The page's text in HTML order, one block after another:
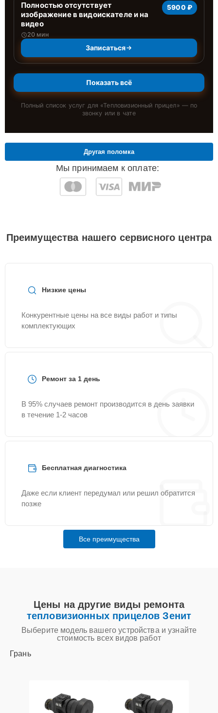
Полностью отсутствует
изображение в видоискателе и на
видео
20 мин
5900 ₽
Записаться
Показать всё
Полный список услуг для «Тепловизионный прицел» — по
звонку или в чате
Мы принимаем к оплате:
Другая поломка
Преимущества нашего сервисного центра
Низкие цены
Конкурентные цены на все виды работ и типы
комплектующих
Ремонт за 1 день
В 95% случаев ремонт производится в день заявки
в течение 1-2 часов
Бесплатная диагностика
Даже если клиент передумал или решил обратится
позже
Все преимущества
Цены на другие виды ремонта
тепловизионных прицелов Зенит
Выберите модель вашего устройства и узнайте
стоимость всех видов работ
Грань